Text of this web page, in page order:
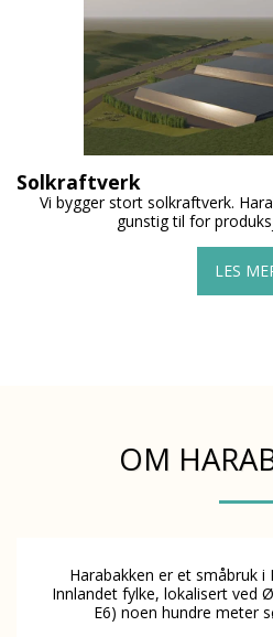
Solkraftverk
Vi bygger stort solkraftverk.
gunstig til for
LES
OM
Harabakken er et småbruk i
Innlandet fylke, lokalisert ved
E6) noen hundre meter